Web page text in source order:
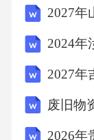
春，不负韶
考试后的你
还是满心遗
能感谢今天
无怨无悔的